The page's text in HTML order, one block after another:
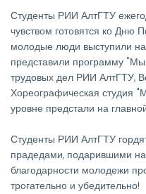
Студенты РИИ АлтГТУ
чувством готовятся ко
молодые люди выступили
представили программу
трудовых дел РИИ АлтГТУ,
Хореографическая студия
уровне предстали на
Студенты РИИ АлтГТУ
прадедами, подарившими
благодарности молодежи
трогательно и убедительно!